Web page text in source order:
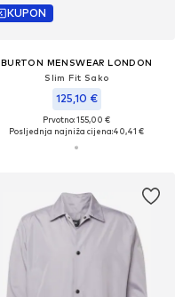
KUPON
BURTON MENSWEAR LONDON
Slim Fit Sako
125,10 €
Prvotno: 155,00 €
Posljednja najniža cijena:40,41 €